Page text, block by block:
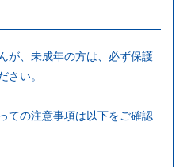
が、未成年の方は、必ず保護
さい。
ての注意事項は以下をご確認